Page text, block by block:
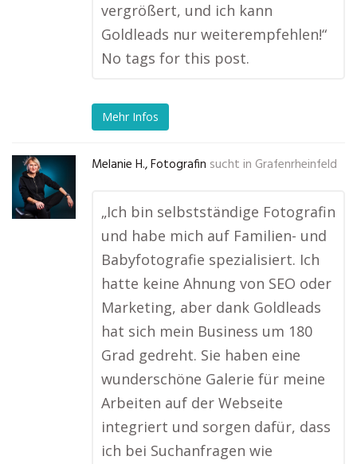
vergrößert, und ich kann
Goldleads nur weiterempfehlen!“
No tags for this post.
Mehr Infos
Melanie H., Fotografin sucht in Grafenrheinfeld
„Ich bin selbstständige Fotografin
und habe mich auf Familien- und
Babyfotografie spezialisiert. Ich
hatte keine Ahnung von SEO oder
Marketing, aber dank Goldleads
hat sich mein Business um 180
Grad gedreht. Sie haben eine
wunderschöne Galerie für meine
Arbeiten auf der Webseite
integriert und sorgen dafür, dass
ich bei Suchanfragen wie